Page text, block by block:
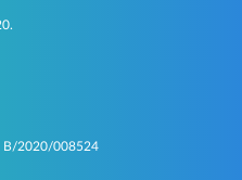
B/2020/008524